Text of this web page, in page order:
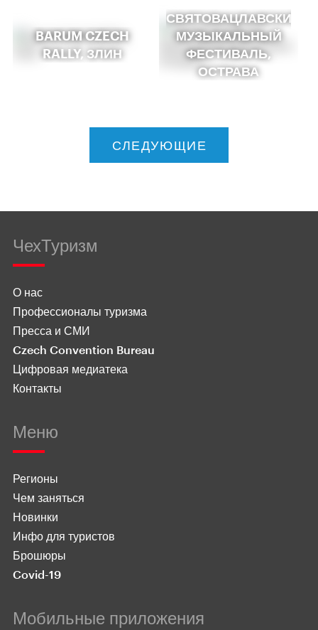
BARUM CZECH
RALLY, ЗЛИН
СВЯТОВАЦЛАВСКИЙ
МУЗЫКАЛЬНЫЙ
ФЕСТИВАЛЬ,
ОСТРАВА
СЛЕДУЮЩИЕ
ЧехТуризм
О нас
Профессионалы туризма
Пресса и СМИ
Czech Convention Bureau
Цифровая медиатека
Контакты
Меню
Регионы
Чем заняться
Новинки
Инфо для туристов
Брошюры
Covid-19
Мобильные приложения